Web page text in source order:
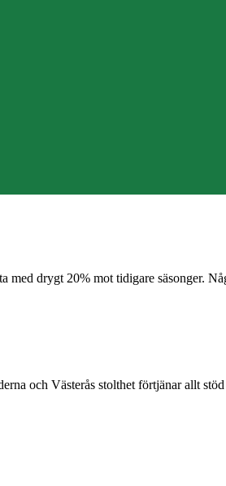
med drygt 20% mot tidigare säsonger.
och Västerås stolthet förtjänar allt